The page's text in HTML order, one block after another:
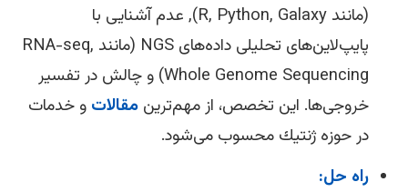
(مانند R, Python, Galaxy), عدم آشنایی با
پایپ‌لاین‌های تحلیلی داده‌های NGS (مانند RNA-seq,
Whole Genome Sequencing) و چالش در تفسیر
خروجی‌ها. این تخصص، از مهم‌ترینمقالاتو خدمات
در حوزه ژنتیك محسوب می‌شود.
راه حل: